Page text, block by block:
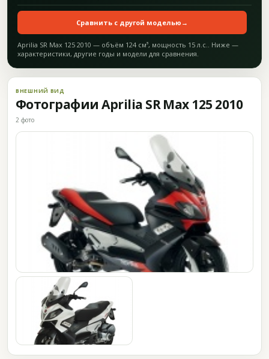
Сравнить с другой моделью →
Aprilia SR Max 125 2010 — объём 124 см³, мощность 15 л.с.. Ниже —
характеристики, другие годы и модели для сравнения.
ВНЕШНИЙ ВИД
Фотографии Aprilia SR Max 125 2010
2 фото